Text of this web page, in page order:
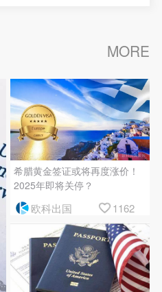
MORE
希腊黄金签证或将再度涨价！
2025年即将关停？
欧科出国 1162